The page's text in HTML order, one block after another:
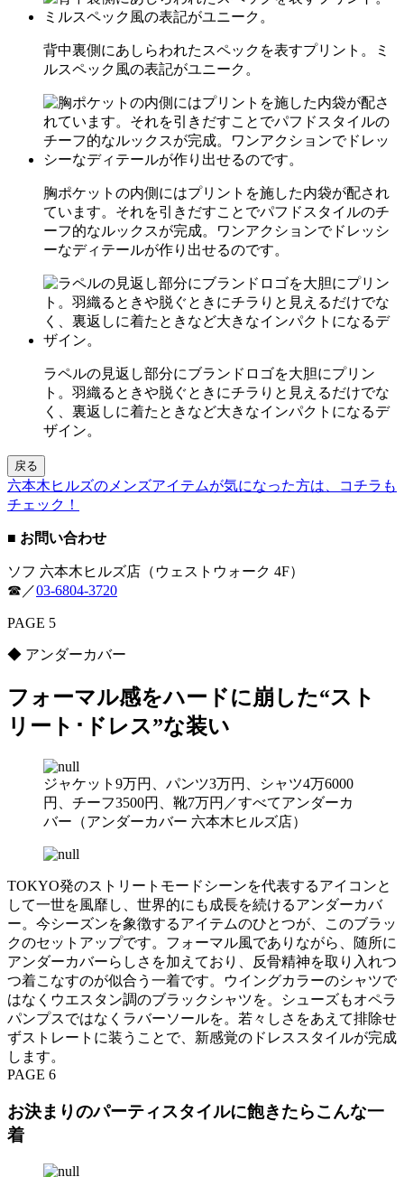
背中裏側にあしらわれたスペックを表すプリント。ミ
ルスペック風の表記がユニーク。
胸ポケットの内側にはプリントを施した内袋が配され
ています。それを引きだすことでパフドスタイルのチ
ーフ的なルックスが完成。ワンアクションでドレッシ
ーなディテールが作り出せるのです。
ラペルの見返し部分にブランドロゴを大胆にプリン
ト。羽織るときや脱ぐときにチラりと見えるだけでな
く、裏返しに着たときなど大きなインパクトになるデ
ザイン。
戻る
六本木ヒルズのメンズアイテムが気になった方は、コチラも
チェック！
■ お問い合わせ
ソフ 六本木ヒルズ店（ウェストウォーク 4F）
☎︎／03-6804-3720
PAGE 5
◆ アンダーカバー
フォーマル感をハードに崩した“スト
リート･ドレス”な装い
ジャケット9万円、パンツ3万円、シャツ4万6000
円、チーフ3500円、靴7万円／すべてアンダーカ
バー（アンダーカバー 六本木ヒルズ店）
TOKYO発のストリートモードシーンを代表するアイコンと
して一世を風靡し、世界的にも成長を続けるアンダーカバ
ー。今シーズンを象徴するアイテムのひとつが、このブラッ
クのセットアップです。フォーマル風でありながら、随所に
アンダーカバーらしさを加えており、反骨精神を取り入れつ
つ着こなすのが似合う一着です。ウイングカラーのシャツで
はなくウエスタン調のブラックシャツを。シューズもオペラ
パンプスではなくラバーソールを。若々しさをあえて排除せ
ずストレートに装うことで、新感覚のドレススタイルが完成
します。
PAGE 6
お決まりのパーティスタイルに飽きたらこんな一
着